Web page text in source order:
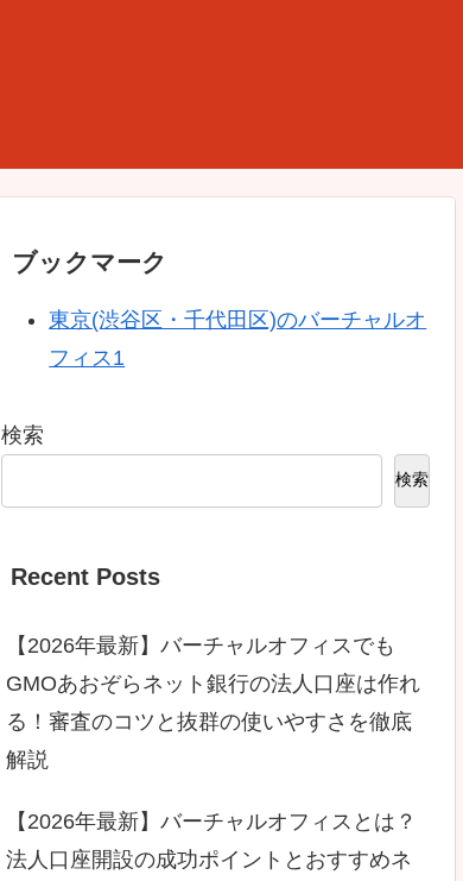
ブックマーク
東京(渋谷区・千代田区)のバーチャルオ
フィス1
検索
検索
Recent Posts
【2026年最新】バーチャルオフィスでも
GMOあおぞらネット銀行の法人口座は作れ
る！審査のコツと抜群の使いやすさを徹底
解説
【2026年最新】バーチャルオフィスとは？
法人口座開設の成功ポイントとおすすめネ